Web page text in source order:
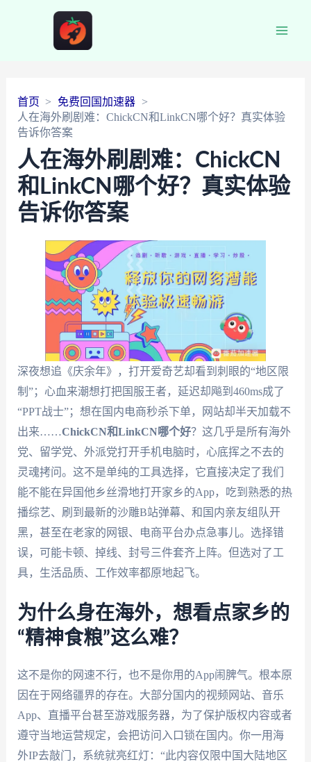
首页
免费回国加速器
人在海外刷剧难：ChickCN和LinkCN哪个好？真实体验
告诉你答案
人在海外刷剧难：ChickCN
和LinkCN哪个好？真实体验
告诉你答案
深夜想追《庆余年》，打开爱奇艺却看到刺眼的“地区限
制”；心血来潮想打把国服王者，延迟却飚到460ms成了
“PPT战士”；想在国内电商秒杀下单，网站却半天加载不
出来……ChickCN和LinkCN哪个好？这几乎是所有海外
党、留学党、外派党打开手机电脑时，心底挥之不去的
灵魂拷问。这不是单纯的工具选择，它直接决定了我们
能不能在异国他乡丝滑地打开家乡的App，吃到熟悉的热
播综艺、刷到最新的沙雕B站弹幕、和国内亲友组队开
黑，甚至在老家的网银、电商平台办点急事儿。选择错
误，可能卡顿、掉线、封号三件套齐上阵。但选对了工
具，生活品质、工作效率都原地起飞。
为什么身在海外，想看点家乡的
“精神食粮”这么难？
这不是你的网速不行，也不是你用的App闹脾气。根本原
因在于网络疆界的存在。大部分国内的视频网站、音乐
App、直播平台甚至游戏服务器，为了保护版权内容或者
遵守当地运营规定，会把访问入口锁在国内。你一用海
外IP去敲门，系统就亮红灯：“此内容仅限中国大陆地区